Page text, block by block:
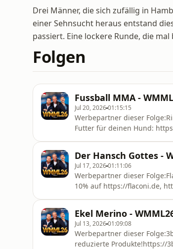
Drei Männer, die sich zufällig in
einer Sehnsucht heraus entstand
passiert. Eine lockere Runde, die
Folgen
Fussball MMA -
Jul 20, 202601:15:15
Werbepartner dieser
Futter für deinen Hund:
30 Tage Geld zurück-
Der Hansch Gottes -
Jul 17, 202601:11:06
Werbepartner dieser
10% auf https://flaconi.de,
Rabatt auf die Currywurst
Ekel Merino -
Jul 13, 202601:09:08
Werbepartner dieser
reduzierte Produkte!https://